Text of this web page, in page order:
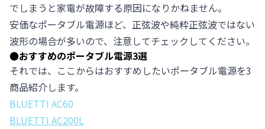
でしまうと家電が故障する原因になりかねません。
安価なポータブル電源ほど、正弦波や純粋正弦波ではない
波形の場合が多いので、注意してチェックしてください。
●おすすめのポータブル電源3選
それでは、ここからはおすすめしたいポータブル電源を3
商品紹介します。
BLUETTI AC60
BLUETTI AC200L